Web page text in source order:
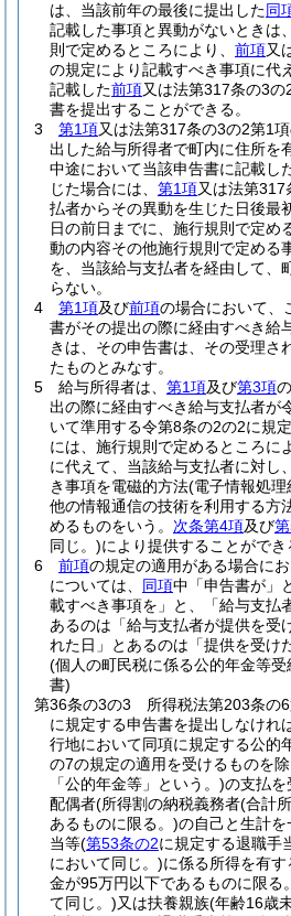
は、当該前年の最後に提出した同
記載した事項と異動がないときは
則で定めるところにより、 前項又
の規定により記載すべき事項に代
記載した前項又は法第317条の3
書を提出することができる。
3
第1項又は法第317条の3の2第1
出した給与所得者で町内に住所を
中途において当該申告書に記載し
じた場合には、 第1項又は法第317
払者からその異動を生じた日後最
日の前日までに、施行規則で定め
動の内容その他施行規則で定める
を、当該給与支払者を経由して、
らない。
4
第1項及び前項の場合において、
書がその提出の際に経由すべき給
きは、その申告書は、その受理さ
たものとみなす。
5
給与所得者は、 第1項及び第3項
出の際に経由すべき給与支払者が
いて準用する令第8条の2の2に規
には、施行規則で定めるところに
に代えて、当該給与支払者に対し
き事項を電磁的方法(電子情報処
他の情報通信の技術を利用する方
めるものをいう。 次条第4項及び
同じ。)により提供することができ
6
前項の規定の適用がある場合に
については、 同項中「申告書が」
載すべき事項を」と、「給与支払
あるのは「給与支払者が提供を受
れた日」とあるのは「提供を受け
(個人の町民税に係る公的年金等
書)
第36条の3の3
所得税法第203条の
に規定する申告書を提出しなけれ
行地において同項に規定する公的
の7の規定の適用を受けるものを
「公的年金等」という。)の支払を
配偶者(所得割の納税義務者(合計
あるものに限る。)の自己と生計
当等(第53条の2に規定する退職手
において同じ。)に係る所得を有
金が95万円以下であるものに限る
て同じ。)又は扶養親族(年齢16歳